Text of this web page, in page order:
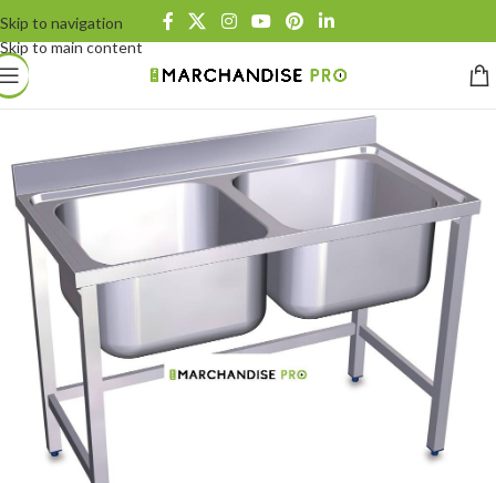
Skip to navigation
Skip to main content